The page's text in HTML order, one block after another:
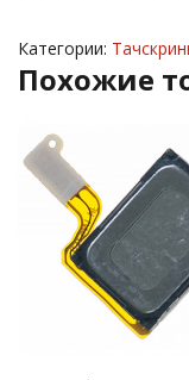
Категории:
Похожие